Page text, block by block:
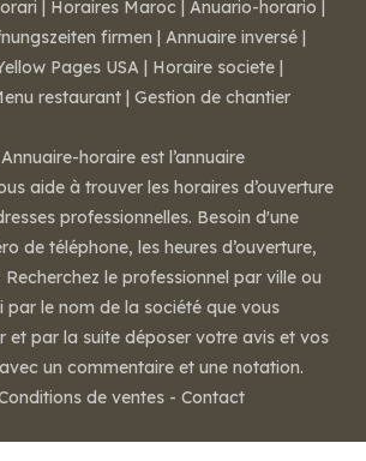
| Horaires Maroc | Anuario-horario |
firmen | Annuaire inversé |
Pages USA | Horaire societe |
restaurant | Gestion de chantier
horaire est l’annuaire
aide à trouver les horaires d’ouverture
professionnelles. Besoin d'une
de téléphone, les heures d’ouverture,
Recherchez le professionnel par ville ou
par le nom de la société que vous
et par la suite déposer votre avis et vos
un commentaire et une notation.
de ventes - Contact